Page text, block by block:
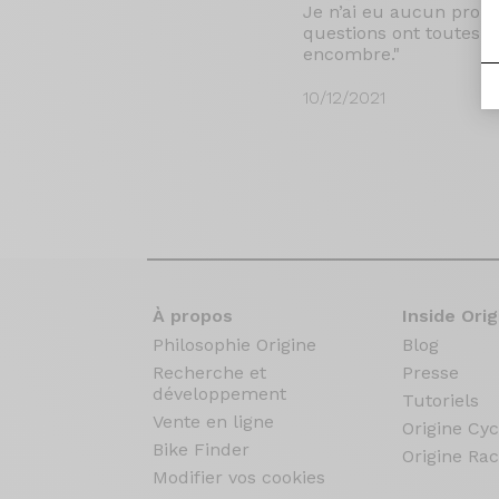
Je n’ai eu aucun
questions ont toutes
encombre."
10/12/2021
À propos
Philosophie Origine
Recherche et
développement
Vente en ligne
Bike Finder
Modifier vos cookies
Inside
Blog
Presse
Tutoriels
Origine
Origine